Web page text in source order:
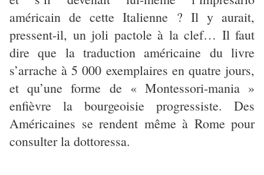
américain de cette Italienne ? Il y aurait,
pressent-il, un joli pactole à la clef… Il faut
dire que la traduction américaine du livre
s’arrache à 5 000 exemplaires en quatre jours,
et qu’une forme de « Montessori-mania »
enfièvre la bourgeoisie progressiste. Des
Américaines se rendent même à Rome pour
consulter la dottoressa.